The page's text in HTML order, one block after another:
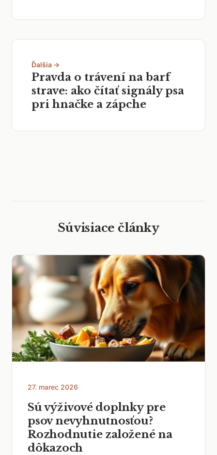
Ďalšia →
Pravda o trávení na barf
strave: ako čítať signály psa
pri hnačke a zápche
Súvisiace články
27. marec 2026
Sú výživové doplnky pre
psov nevyhnutnosťou?
Rozhodnutie založené na
dôkazoch